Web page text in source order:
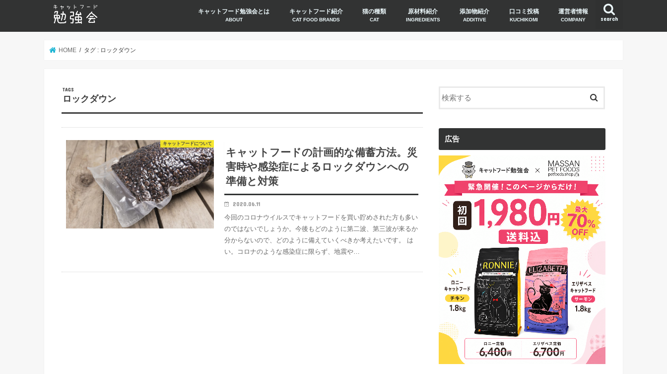
search
キャットフード勉強会とは
ABOUT
キャットフード紹介
CAT FOOD BRANDS
猫の種類
CAT
原材料紹介
INGREDIENTS
添加物紹介
ADDITIVE
口コミ投稿
KUCHIKOMI
運営者情報
COMPANY
HOME タグ : ロックダウン
ロックダウン
キャットフードについて
キャットフードの計画的な備蓄方法。災
害時や感染症によるロックダウンへの
準備と対策
2020.06.11
今回のコロナウイルスでキャットフードを買い貯めされた方も多い
のではないでしょうか。今後もどのように第二波、第三波が来るか
分からないので、どのように備えていくべきか考えたいです。 は
い。コロナのような感染症に限らず、地震や…
広告